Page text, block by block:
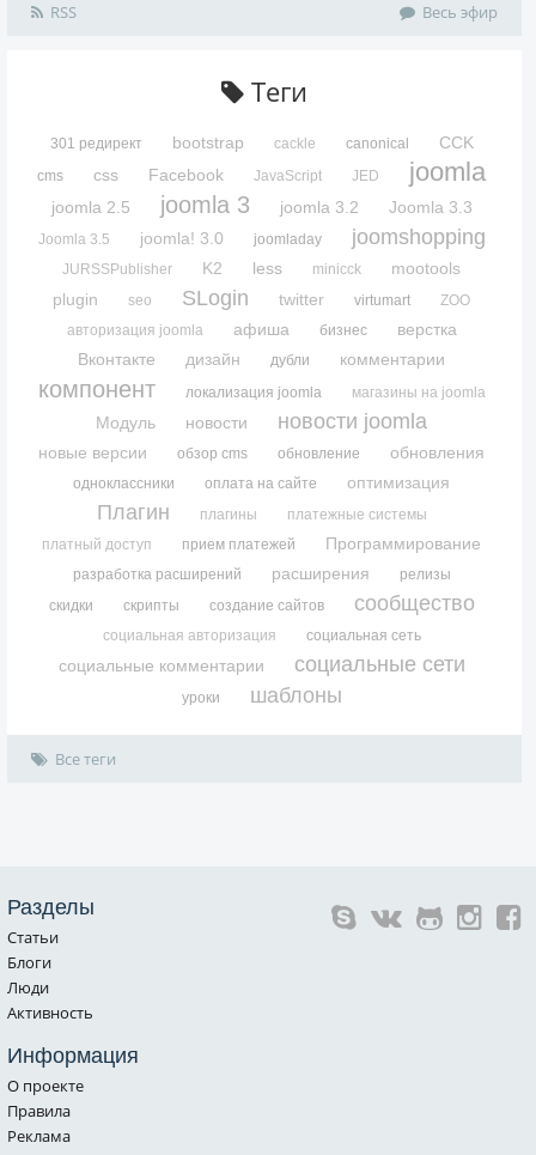
RSS Весь эфир
Теги
301 редирект bootstrap cackle canonical CCK
cms css Facebook JavaScript JED joomla
joomla 2.5 joomla 3 joomla 3.2 Joomla 3.3
Joomla 3.5 joomla! 3.0 joomladay joomshopping
JURSSPublisher K2 less minicck
mootools
plugin
seo SLogin twitter virtumart
ZOO
авторизация joomla
афиша бизнес
верстка
Вконтакте
дизайн дубли комментарии
компонент локализация joomla магазины на joomla
Модуль новости новости joomla
новые версии обзор cms обновление обновления
одноклассники оплата на сайте оптимизация
Плагин плагины
платежные системы
платный доступ
прием платежей Программирование
разработка расширений расширения
релизы
скидки
скрипты создание сайтов сообщество
социальная авторизация социальная сеть
социальные комментарии социальные сети
уроки шаблоны
Все теги
Разделы
Статьи
Блоги
Люди
Активность
Информация
О проекте
Правила
Реклама